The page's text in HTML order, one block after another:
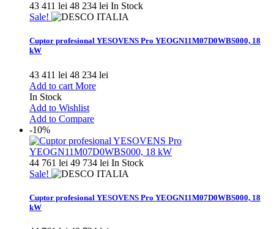
43 411 lei 48 234 lei In Stock
Sale!
Cuptor profesional YESOVENS Pro YEOGN11M07D0WBS000, 18
kW
43 411 lei 48 234 lei
Add to cart More
In Stock
Add to Wishlist
Add to Compare
-10%
44 761 lei 49 734 lei In Stock
Sale!
Cuptor profesional YESOVENS Pro YEOGN11M07D0WBS000, 18
kW